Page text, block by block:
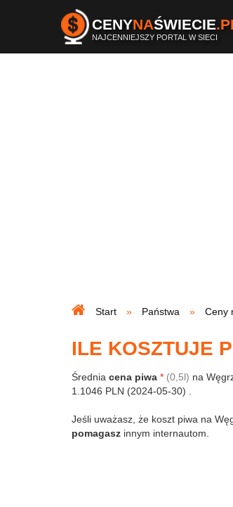
CENYNAŚWIECIE
NAJCENNIEJSZY PORTAL W SIECI
Start Państwa Ceny
ILE KOSZTUJE
Średnia cena piwa * (0,5l) na
1.1046 PLN (2024-05-30) .
Jeśli uważasz, że koszt piwa na
pomagasz innym internautom.